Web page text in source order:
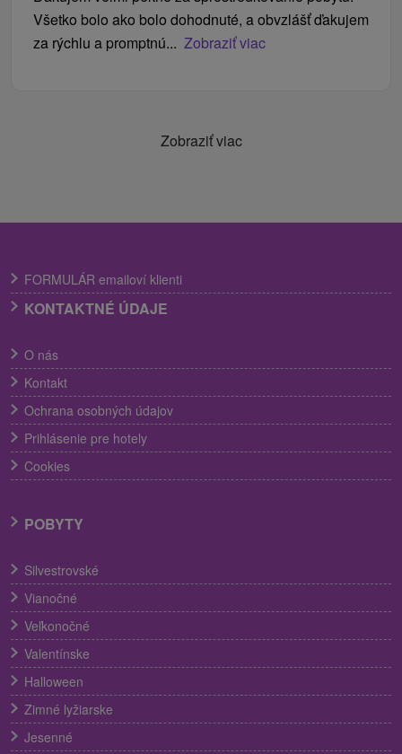
Všetko bolo ako bolo dohodnuté, a obvzlášť ďakujem
za rýchlu a promptnú... Zobraziť viac
Zobraziť viac
FORMULÁR emailoví klienti
KONTAKTNÉ ÚDAJE
O nás
Kontakt
Ochrana osobných údajov
Prihlásenie pre hotely
Cookies
POBYTY
Silvestrovské
Vianočné
Veľkonočné
Valentínske
Halloween
Zimné lyžiarske
Jesenné